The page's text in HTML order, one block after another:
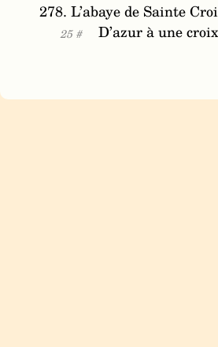
278. L’abaye de Sainte
25 # D’azur à une